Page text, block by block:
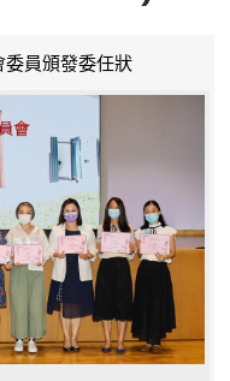
員頒發委任狀